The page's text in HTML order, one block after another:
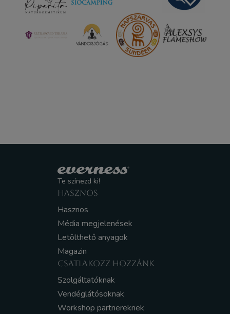
Te színezd ki!
HASZNOS
Hasznos
Média megjelenések
Letölthető anyagok
Magazin
CSATLAKOZZ HOZZÁNK
Szolgáltatóknak
Vendéglátósoknak
Workshop partnereknek